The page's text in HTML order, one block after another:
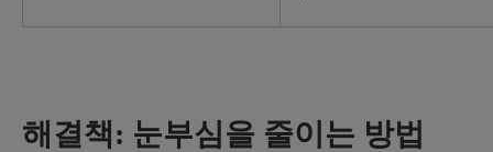
해결책: 눈부심을 줄이는 방법